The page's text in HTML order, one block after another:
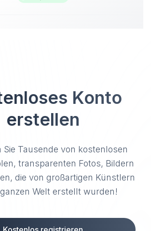
Konto
erstellen
Sie Tausende von kostenlosen
transparenten Fotos, Bildern
die von großartigen Künstlern
Welt erstellt wurden!